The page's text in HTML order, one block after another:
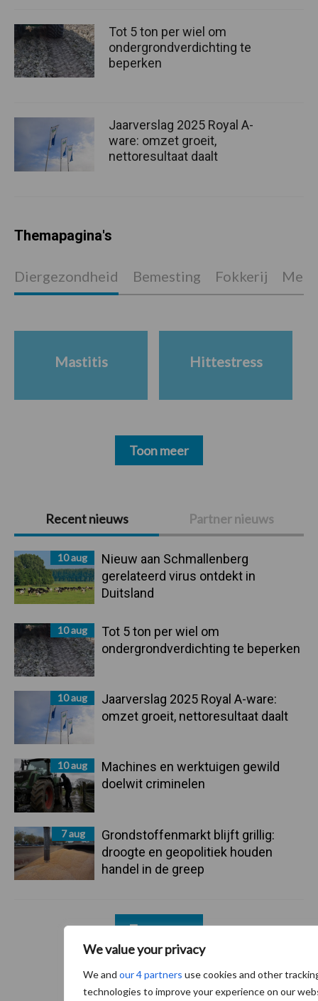
We value your privacy
We and our 4 partners use cookies and other
technologies to improve your experience on our
Primaire
Sidebar
Recent nieuws Partner nieuws
10 aug
Nieuw aan Schmallenberg
gerelateerd virus ontdekt in
Duitsland
10 aug
Tot 5 ton per wiel om
ondergrondverdichting te beperken
10 aug
Jaarverslag 2025 Royal A-ware:
omzet groeit, nettoresultaat daalt
10 aug
Machines en werktuigen gewild
doelwit criminelen
7 aug
Grondstoffenmarkt blijft grillig:
droogte en geopolitiek houden
handel in de greep
Toon meer
Tot 5 ton per wiel om
ondergrondverdichting te
beperken
Jaarverslag 2025 Royal A-
ware: omzet groeit,
nettoresultaat daalt
Themapagina's
Diergezondheid Bemesting Fokkerij
Mastitis Hittestress
Toon meer